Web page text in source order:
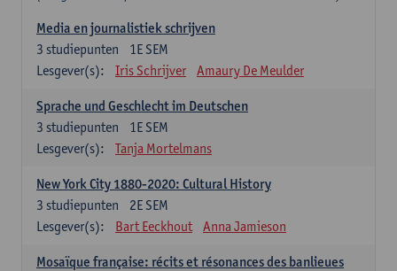
Media en journalistiek schrijven
1E SEM
3 studiepunten
Lesgever(s):
Iris Schrijver Amaury De Meulder
Sprache und Geschlecht im Deutschen
1E SEM
3 studiepunten
Lesgever(s):
Tanja Mortelmans
New York City 1880-2020: Cultural History
2E SEM
3 studiepunten
Lesgever(s):
Bart Eeckhout Anna Jamieson
Mosaïque française: récits et résonances des banlieues